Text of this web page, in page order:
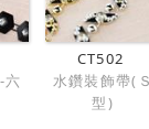
六
CT502
水鑽裝飾帶(
型)